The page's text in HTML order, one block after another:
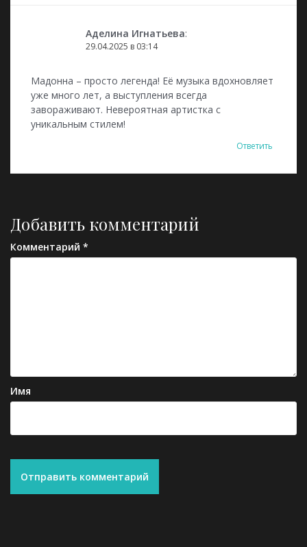
Аделина Игнатьева:
29.04.2025 в 03:14
Мадонна – просто легенда! Её музыка вдохновляет
уже много лет, а выступления всегда
завораживают. Невероятная артистка с
уникальным стилем!
Ответить
Добавить комментарий
Комментарий *
Имя